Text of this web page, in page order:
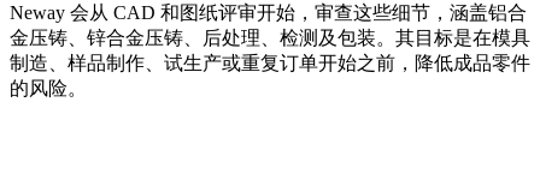
Neway 会从 CAD 和图纸评审开始，审查这些细节，涵盖铝合
金压铸
锌合金压铸 、后处理、检测及包装。其目标是在模具
制造、样品制作、试生产或重复订单开始之前，降低成品零件
的风险。